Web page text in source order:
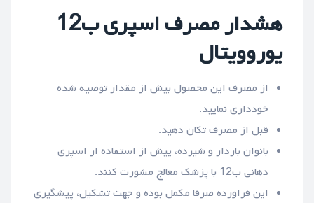
هشدار مصرف اسپری ب12
یوروویتال
از مصرف این محصول بیش از مقدار توصیه شده
خودداری نمایید.
قبل از مصرف تکان دهید.
بانوان باردار و شیرده، پیش از استفاده ار اسپری
دهانی ب12 با پزشک معالج مشورت کنند.
این فراورده صرفا مکمل بوده و جهت تشکیل، پیشگیری